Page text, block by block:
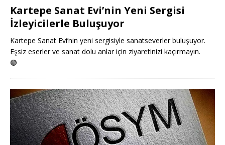
Kartepe Sanat Evi’nin Yeni Sergisi
İzleyicilerle Buluşuyor
Kartepe Sanat Evi’nin yeni sergisiyle sanatseverler buluşuyor.
Eşsiz eserler ve sanat dolu anlar için ziyaretinizi kaçırmayın.
🟢